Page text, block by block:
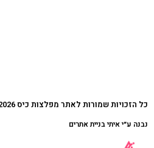
כל הזכויות שמורות לאתר מפלצות כיס 2026
נבנה ע״י איתי בניית אתרים